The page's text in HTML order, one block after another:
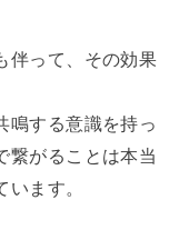
伴って、その効果
鳴する意識を持っ
繋がることは本当
ます。